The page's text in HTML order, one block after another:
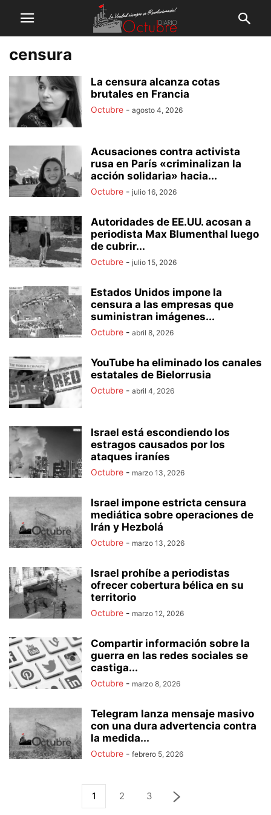
censura
La censura alcanza cotas
brutales en Francia
Octubre - agosto 4, 2026
Acusaciones contra activista
rusa en París «criminalizan la
acción solidaria» hacia...
Octubre - julio 16, 2026
Autoridades de EE.UU. acosan a
periodista Max Blumenthal luego
de cubrir...
Octubre - julio 15, 2026
Estados Unidos impone la
censura a las empresas que
suministran imágenes...
Octubre - abril 8, 2026
YouTube ha eliminado los canales
estatales de Bielorrusia
Octubre - abril 4, 2026
Israel está escondiendo los
estragos causados por los
ataques iraníes
Octubre - marzo 13, 2026
Israel impone estricta censura
mediática sobre operaciones de
Irán y Hezbolá
Octubre - marzo 13, 2026
Israel prohíbe a periodistas
ofrecer cobertura bélica en su
territorio
Octubre - marzo 12, 2026
Compartir información sobre la
guerra en las redes sociales se
castiga...
Octubre - marzo 8, 2026
Telegram lanza mensaje masivo
con una dura advertencia contra
la medida...
Octubre - febrero 5, 2026
1 2 3